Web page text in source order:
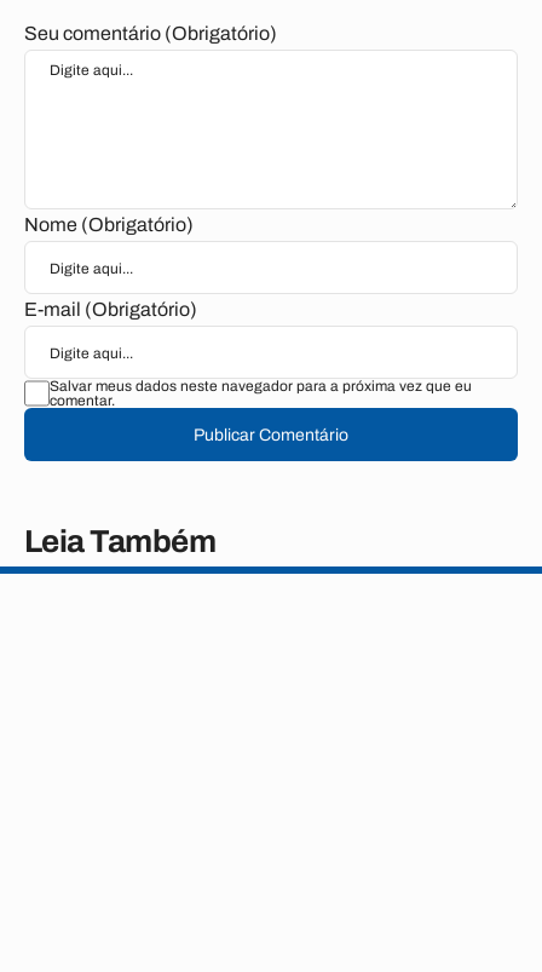
Seu comentário (Obrigatório)
Nome (Obrigatório)
E-mail (Obrigatório)
Salvar meus dados neste navegador para a próxima vez que eu
comentar.
Publicar Comentário
Leia Também